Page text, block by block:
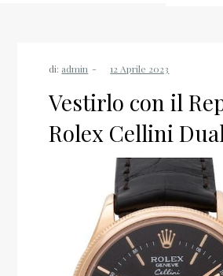
di: admin
Vestirlo con il
Rolex Cellini